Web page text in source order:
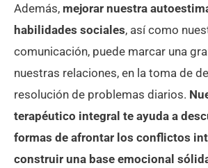
Además, mejorar nuestra
habilidades sociales, así como
comunicación, puede marcar una
nuestras relaciones, en la toma de
resolución de problemas diarios.
terapéutico integral te ayuda a
formas de afrontar los conflictos
construir una base emocional